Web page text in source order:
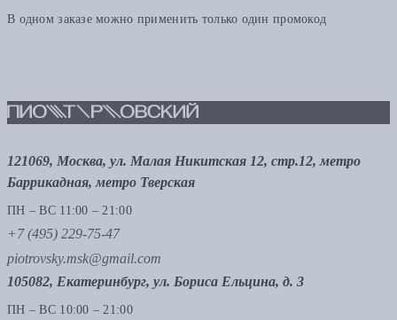
В одном заказе можно применить только один промокод
121069, Москва, ул. Малая Никитская 12, стр.12, метро
Баррикадная, метро Тверская
ПН – ВС 11:00 – 21:00
+7 (495) 229-75-47
piotrovsky.msk@gmail.com
105082, Екатеринбург, ул. Бориса Ельцина, д. 3
ПН – ВС 10:00 – 21:00